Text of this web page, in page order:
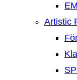
Artistic